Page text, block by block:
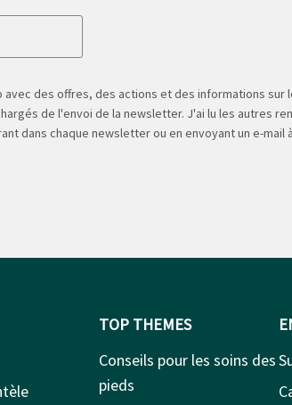
des offres, des actions et des informations
de l'envoi de la newsletter. J'ai lu les autres
dans chaque newsletter ou en envoyant un e-mail à
TOP THEMES
Conseils pour les soins des
pieds